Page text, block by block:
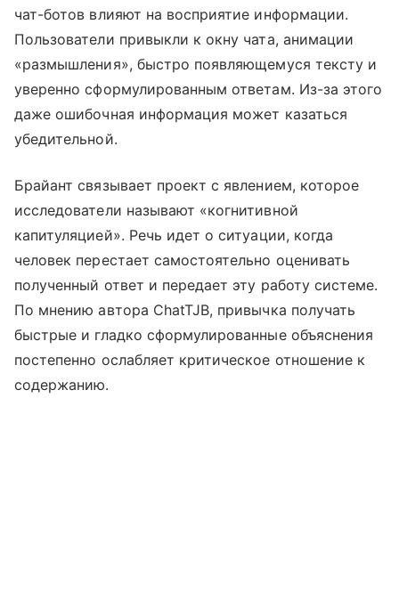
чат-ботов влияют на восприятие информации.
Пользователи привыкли к окну чата, анимации
«размышления», быстро появляющемуся тексту и
уверенно сформулированным ответам. Из-за этого
даже ошибочная информация может казаться
убедительной.
Брайант связывает проект с явлением, которое
исследователи называют «когнитивной
капитуляцией». Речь идет о ситуации, когда
человек перестает самостоятельно оценивать
полученный ответ и передает эту работу системе.
По мнению автора ChatTJB, привычка получать
быстрые и гладко сформулированные объяснения
постепенно ослабляет критическое отношение к
содержанию.